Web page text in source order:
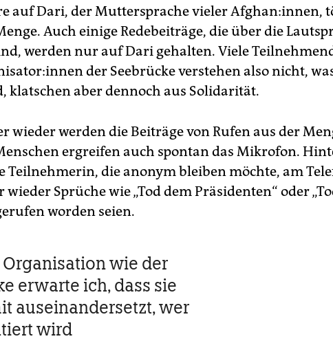
auf Dari, der Muttersprache vieler Afghan:innen,
Auch einige Redebeiträge, die über die
werden nur auf Dari gehalten. Viele
der Seebrücke verstehen also nicht,
klatschen aber dennoch aus Solidarität.
wieder werden die Beiträge von Rufen aus der
ergreifen auch spontan das Mikrofon.
Teilnehmerin, die anonym bleiben möchte, am
wieder Sprüche wie „Tod dem Präsidenten“ oder
worden seien.
Organisation wie der
erwarte ich, dass sie
auseinandersetzt, wer
wird